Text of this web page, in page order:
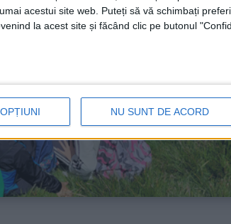
acestui site web. Puteți să vă schimbați
la acest site și făcând clic pe butonul
NU SUNT DE ACORD